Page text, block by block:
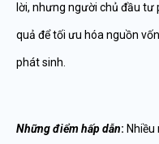
lời, nhưng người chủ đầu tư
quả để tối ưu hóa nguồn
phát sinh.
Những điểm hấp dẫn: